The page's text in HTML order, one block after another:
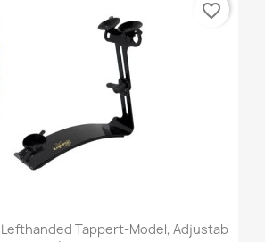
Tappert-Model, Adjustab
favorite_border